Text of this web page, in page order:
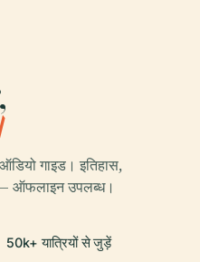
गाइड। इतिहास,
— ऑफलाइन उपलब्ध।
50k+ यात्रियों से जुड़ें